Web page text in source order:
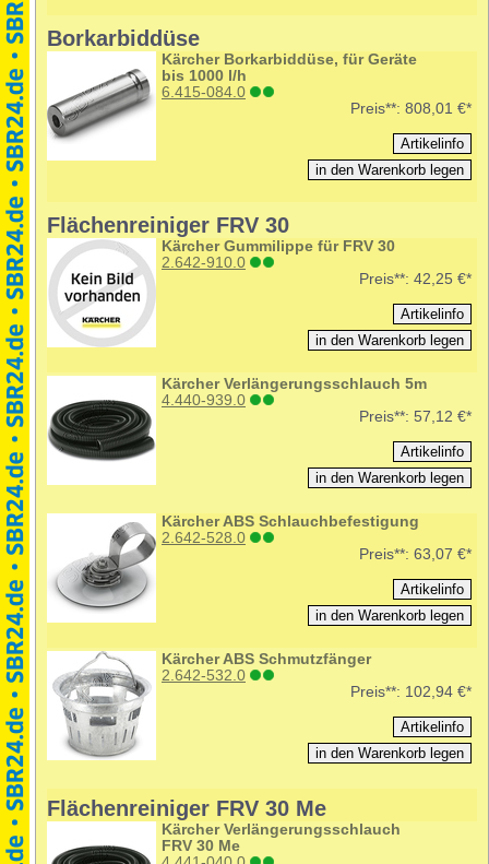
Borkarbiddüse
Kärcher Borkarbiddüse, für Geräte
bis 1000 l/h
6.415-084.0
Preis**: 808,01 €*
Flächenreiniger FRV 30
Kärcher Gummilippe für FRV 30
2.642-910.0
Preis**: 42,25 €*
Kärcher Verlängerungsschlauch 5m
4.440-939.0
Preis**: 57,12 €*
Kärcher ABS Schlauchbefestigung
2.642-528.0
Preis**: 63,07 €*
Kärcher ABS Schmutzfänger
2.642-532.0
Preis**: 102,94 €*
Flächenreiniger FRV 30 Me
Kärcher Verlängerungsschlauch
FRV 30 Me